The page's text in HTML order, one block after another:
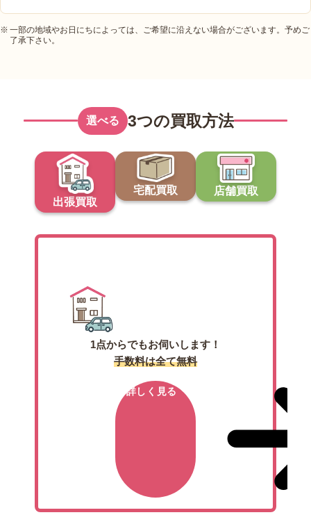
一部の地域やお日にちによっては、ご希望に沿えない場合がございます。予めご
了承下さい。
選べる 3つの買取方法
出張買取
宅配買取 店舗買取
1点からでもお伺いします！
手数料は全て無料
詳しく見る